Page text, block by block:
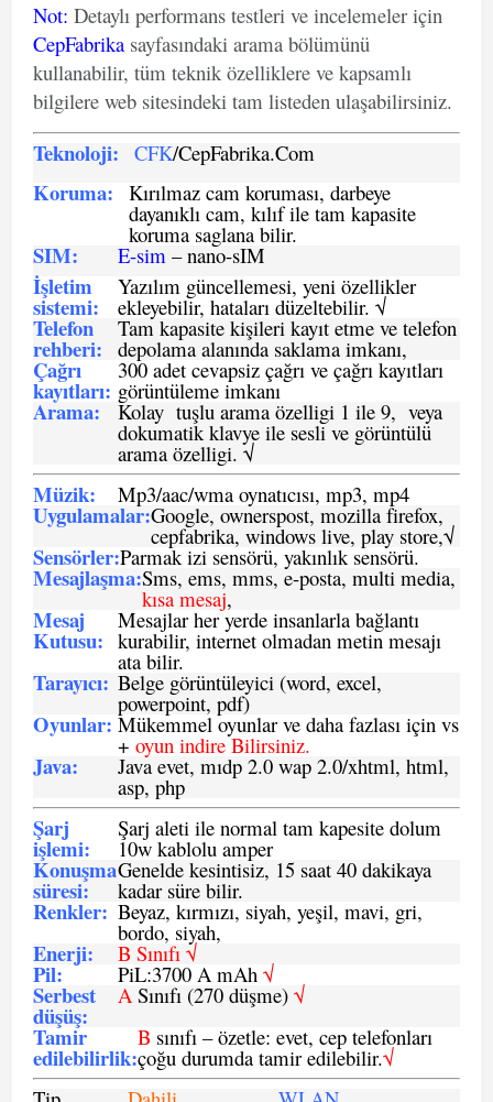
Not: Detaylı performans testleri ve incelemeler için
CepFabrika sayfasındaki arama bölümünü
kullanabilir, tüm teknik özelliklere ve kapsamlı
bilgilere web sitesindeki tam listeden ulaşabilirsiniz.
Teknoloji: CFK/CepFabrika.Com
Koruma: Kırılmaz cam koruması, darbeye
dayanıklı cam, kılıf ile tam kapasite
koruma saglana bilir.
SIM: E-sim – nano-sIM
İşletim
sistemi:
Yazılım güncellemesi, yeni özellikler
ekleyebilir, hataları düzeltebilir. √
Telefon
rehberi:
Tam kapasite kişileri kayıt etme ve telefon
depolama alanında saklama imkanı,
Çağrı
kayıtları:
300 adet cevapsiz çağrı ve çağrı kayıtları
görüntüleme imkanı
Arama: Kolay tuşlu arama özelligi 1 ile 9, veya
dokumatik klavye ile sesli ve görüntülü
arama özelligi. √
Müzik: Mp3/aac/wma oynatıcısı, mp3, mp4
Uygulamalar:Google, ownerspost, mozilla firefox,
cepfabrika, windows live, play store,√
Sensörler:Parmak izi sensörü, yakınlık sensörü.
Mesajlaşma:Sms, ems, mms, e-posta, multi media,
kısa mesaj,
Mesaj
Kutusu:
Mesajlar her yerde insanlarla bağlantı
kurabilir, internet olmadan metin mesajı
ata bilir.
Tarayıcı: Belge görüntüleyici (word, excel,
powerpoint, pdf)
Oyunlar: Mükemmel oyunlar ve daha fazlası için vs
+ oyun indire Bilirsiniz.
Java: Java evet, mıdp 2.0 wap 2.0/xhtml, html,
asp, php
Şarj
işlemi:
Şarj aleti ile normal tam kapesite dolum
10w kablolu amper
Konuşma
süresi:
Genelde kesintisiz, 15 saat 40 dakikaya
kadar süre bilir.
Renkler: Beyaz, kırmızı, siyah, yeşil, mavi, gri,
bordo, siyah,
Enerji: B Sınıfı √
Pil: PiL:3700 A mAh √
Serbest
düşüş:
ASınıfı (270 düşme) √
Tamir
edilebilirlik:
B sınıfı – özetle: evet, cep telefonları
çoğu durumda tamir edilebilir.√